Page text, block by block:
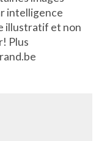
intelligence
illustratif et non
Plus